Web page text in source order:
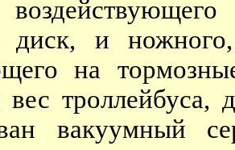
диск, и
на
вес
вакуумный